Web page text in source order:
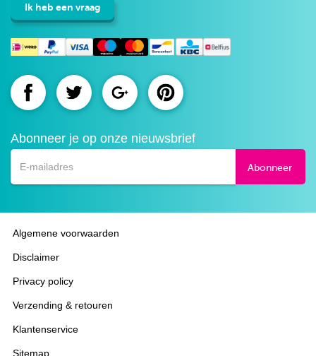
Ik heb een vraag
Route.nl
Facebook
Route.nlRoute.nlRoute.nl
Abonneer je op onze nieuwsbrief
Abonneer
Algemene voorwaarden
Disclaimer
Privacy policy
Verzending & retouren
Klantenservice
Sitemap